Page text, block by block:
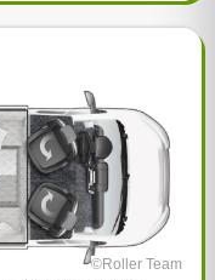
©Roller Team